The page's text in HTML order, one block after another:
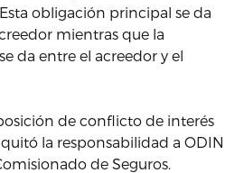
obligación principal se da
mientras que la
da entre el acreedor y el
de conflicto de interés
la responsabilidad a ODIN
de Seguros.